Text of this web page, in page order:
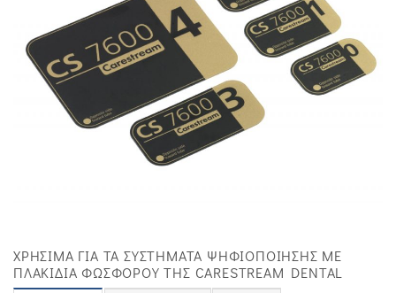
ΧΡΉΣΙΜΑ ΓΙΑ ΤΑ ΣΥΣΤΉΜΑΤΑ ΨΗΦΙΟΠΟΊΗΣΗΣ ΜΕ
ΠΛΑΚΊΔΙΑ ΦΩΣΦΌΡΟΥ ΤΗΣ CARESTREAM DENTAL